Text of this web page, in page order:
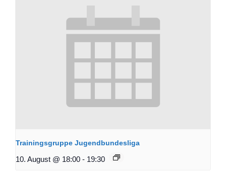
Trainingsgruppe Jugendbundesliga
10. August @ 18:00 - 19:30